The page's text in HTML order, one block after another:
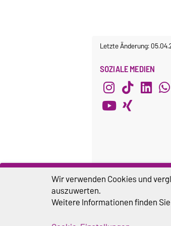
Letzte Änderung:
SOZIALE MEDIEN
Wir verwenden Cookies und
auszuwerten.
Weitere Informationen finden